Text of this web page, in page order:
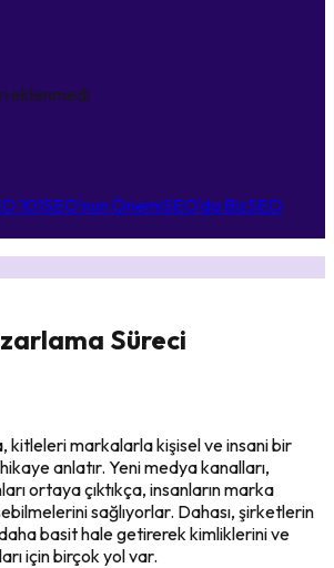
eklenmedi
101SEO'nun ÖnemiSEO'da BizSEO
Süreci
kitleleri markalarla kişisel ve insani bir
anlatır. Yeni medya kanalları,
ortaya çıktıkça, insanların marka
sağlıyorlar. Dahası, şirketlerin
basit hale getirerek kimliklerini ve
için birçok yol var.